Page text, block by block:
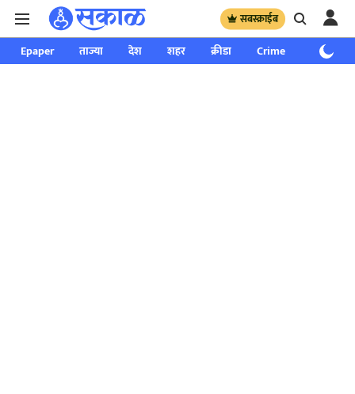
सबस्क्राईब
Epaper ताज्या देश शहर क्रीडा Crime साप्ताहिक